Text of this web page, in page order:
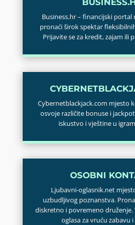
Business.hr – financijski
pronaći širok spektar
Prijavite se za kredit, zajam ili
Cybernetblackjack.com mjesto
osvoje različite bonuse i
iskustvo i vještine u
OSOBNI
Ljubavni-oglasnik.net
uzbudljivog poznanstva.
diskretno i povremeno
oglasa za vruću zabavu